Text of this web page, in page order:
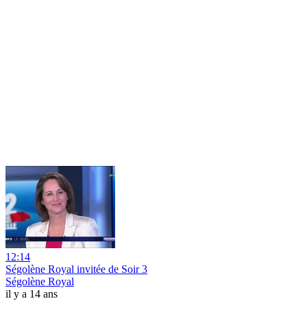
12:14
Ségolène Royal invitée de Soir 3
Ségolène Royal
il y a 14 ans